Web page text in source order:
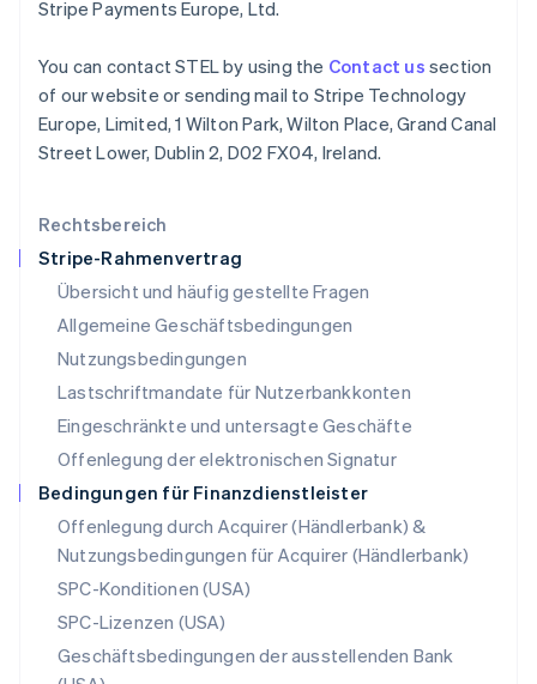
Rechtsbereich
Stripe-Rahmenvertrag
Übersicht und häufig gestellte Fragen
Allgemeine Geschäftsbedingungen
Nutzungsbedingungen
Lastschriftmandate für Nutzerbankkonten
Eingeschränkte und untersagte Geschäfte
Offenlegung der elektronischen Signatur
Bedingungen für Finanzdienstleister
Offenlegung durch Acquirer (Händlerbank) &
Nutzungsbedingungen für Acquirer (Händlerbank)
SPC-Konditionen (USA)
SPC-Lizenzen (USA)
Geschäftsbedingungen der ausstellenden Bank
Stripe Payments Europe, Ltd.
You can contact STEL by using the Contact us section
of our website or sending mail to Stripe Technology
Europe, Limited, 1 Wilton Park, Wilton Place, Grand Canal
Street Lower, Dublin 2, D02 FX04, Ireland.
Liechtenstein
Litauen
English
Luxemburg
Malaysia
Malta
English
Mexiko
EspañolEnglish
Neuseeland
Niederlande
NederlandsEnglish
Norwegen
English
Österreich
DeutschEnglish
Polen
English
Portugal
PortuguêsEnglish
English
Schweden
Svenska